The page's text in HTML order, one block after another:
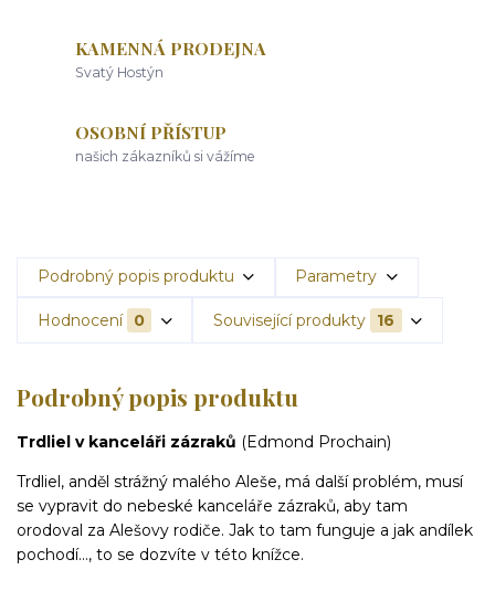
KAMENNÁ PRODEJNA
Svatý Hostýn
OSOBNÍ PŘÍSTUP
našich zákazníků si vážíme
Podrobný popis produktu Parametry
Hodnocení 0 Související produkty 16
Podrobný popis produktu
Trdliel v kanceláři zázraků (Edmond Prochain)
Trdliel, anděl strážný malého Aleše, má další problém, musí
se vypravit do nebeské kanceláře zázraků, aby tam
orodoval za Alešovy rodiče. Jak to tam funguje a jak andílek
pochodí..., to se dozvíte v této knížce.